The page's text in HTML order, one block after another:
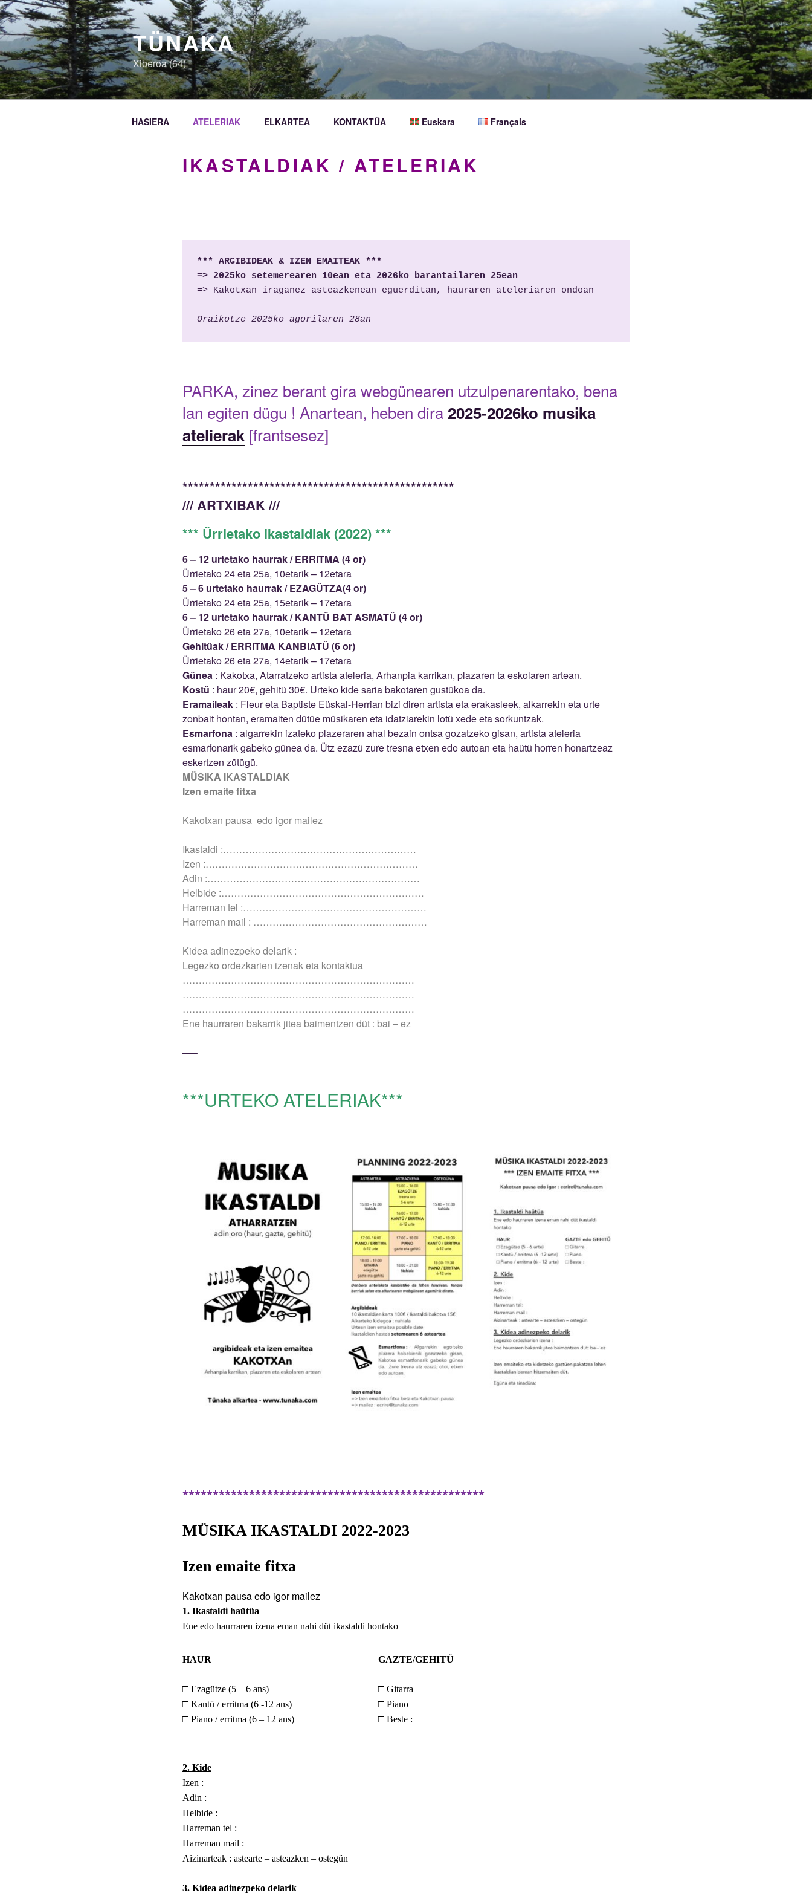
Joan
edukira
TÜNAKA
Xiberoa (64)
HASIERA ATELERIAK ELKARTEA KONTAKTÜA Euskara Français
IKASTALDIAK / ATELERIAK
*** ARGIBIDEAK & IZEN EMAITEAK ***
=> 2025ko setemerearen 10ean eta 2026ko barantailaren 25ean
=> Kakotxan iraganez asteazkenean eguerditan, hauraren ateleriaren ondoan
Oraikotze 2025ko agorilaren 28an
PARKA, zinez berant gira webgünearen utzulpenarentako, bena
lan egiten dügu ! Anartean, heben dira2025-2026ko musika
atelierak [frantsesez]
**************************************************
/// ARTXIBAK ///
*** Ürrietako ikastaldiak (2022) ***
6 – 12 urtetako haurrak /ERRITMA (4 or)
Ürrietako 24 eta 25a, 10etarik – 12etara
5 – 6 urtetako haurrak /EZAGÜTZA(4 or)
Ürrietako 24 eta 25a, 15etarik – 17etara
6 – 12 urtetako haurrak /KANTÜ BAT ASMATÜ (4 or)
Ürrietako 26 eta 27a, 10etarik – 12etara
Gehitüak /ERRITMA KANBIATÜ (6 or)
Ürrietako 26 eta 27a, 14etarik – 17etara
Günea : Kakotxa, Atarratzeko artista ateleria, Arhanpia karrikan, plazaren ta eskolaren artean.
Kostü : haur 20€, gehitü 30€. Urteko kide saria bakotaren gustükoa da.
Eramaileak : Fleur eta Baptiste Eüskal-Herrian bizi diren artista eta erakasleek, alkarrekin eta urte
zonbait hontan, eramaiten dütüe müsikaren eta idatziarekin lotü xede eta sorkuntzak.
Esmarfona : algarrekin izateko plazeraren ahal bezain ontsa gozatzeko gisan, artista ateleria
esmarfonarik gabeko günea da. Ütz ezazü zure tresna etxen edo autoan eta haütü horren honartzeaz
eskertzen zütügü.
MÜSIKA IKASTALDIAK
Izen emaite fitxa
Kakotxan pausa edo igor mailez
Ikastaldi :……………………………………………………
Izen :…………………………………………………………
Adin :…………………………………………………………
Helbide :………………………………………………………
Harreman tel :…………………………………………………
Harreman mail : ………………………………………………
Kidea adinezpeko delarik :
Legezko ordezkarien izenak eta kontaktua
………………………………………………………………
………………………………………………………………
………………………………………………………………
Ene haurraren bakarrik jitea baimentzen düt : bai – ez
—–
***URTEKO ATELERIAK***
**************************************************
MÜSIKA IKASTALDI 2022-2023
Izen emaite fitxa
Kakotxan pausa edo igor mailez
1. Ikastaldi haütüa
Ene edo haurraren izena eman nahi düt ikastaldi hontako
HAUR
□ Ezagütze (5 – 6 ans)
□ Kantü / erritma (6 -12 ans)
□ Piano / erritma (6 – 12 ans)
GAZTE/GEHITÜ
□ Gitarra
□ Piano
□ Beste :
2. Kide
Izen :
Adin :
Helbide :
Harreman tel :
Harreman mail :
Aizinarteak : astearte – asteazken – ostegün
3. Kidea adinezpeko delarik